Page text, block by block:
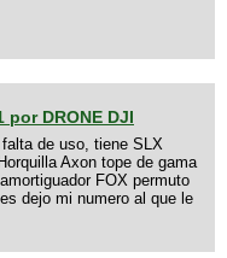
DRONE DJI
de uso, tiene SLX
Axon tope de gama
FOX permuto
dejo mi numero al que le